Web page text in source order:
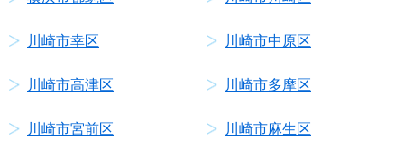
川崎市幸区 川崎市中原区
川崎市高津区 川崎市多摩区
川崎市宮前区 川崎市麻生区